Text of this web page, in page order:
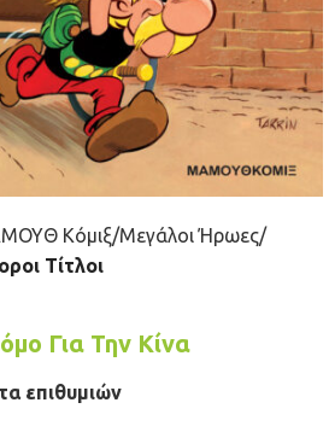
Κόμιξ Μεγάλοι Ήρωες
Τίτλοι
Για Την Κίνα
επιθυμιών